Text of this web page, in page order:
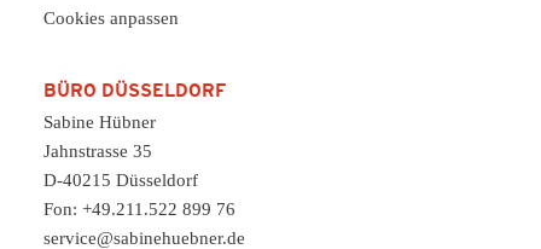
Cookies anpassen
BÜRO DÜSSELDORF
Sabine Hübner
Jahnstrasse 35
D-40215 Düsseldorf
Fon: +49.211.522 899 76
service@sabinehuebner.de